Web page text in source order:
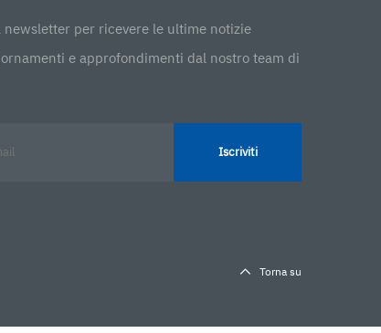
per ricevere le ultime notizie
e approfondimenti dal nostro team di
Iscriviti
Torna su